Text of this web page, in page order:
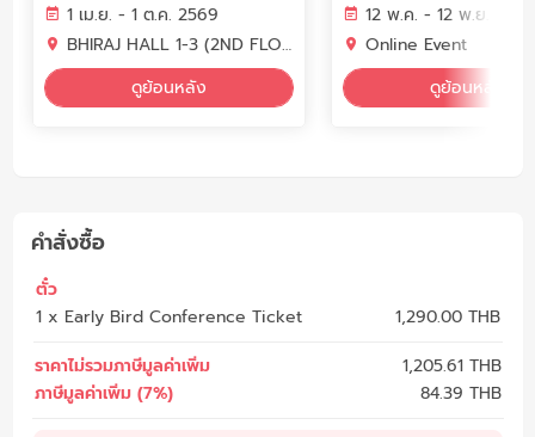
1 เม.ย. - 1 ต.ค. 2569
BHIRAJ HALL 1-3 (2ND FLOOR) BITEC BANGNA
ดูย้อนหลัง
12 พ.ค. - 12 พ.ย. 2569
Online Event
ดูย้อนหลัง
คำสั่งซื้อ
ตั๋ว
1 x Early Bird Conference Ticket
1,290.00 THB
ราคาไม่รวมภาษีมูลค่าเพิ่ม
1,205.61THB
ภาษีมูลค่าเพิ่ม (7%)
84.39 THB